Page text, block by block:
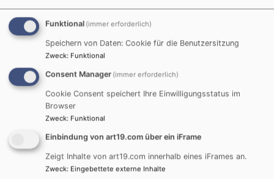
Funktional (immer erforderlich)
Speichern von Daten: Cookie für die Benutzersitzung
Zweck: Funktional
Consent Manager (immer erforderlich)
Cookie Consent speichert Ihre Einwilligungsstatus im
Browser
Zweck: Funktional
Einbindung von art19.com über ein iFrame
Zeigt Inhalte von art19.com innerhalb eines iFrames an.
Zweck: Eingebettete externe Inhalte